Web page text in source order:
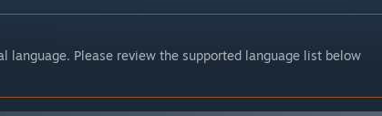
language. Please review the supported language list below